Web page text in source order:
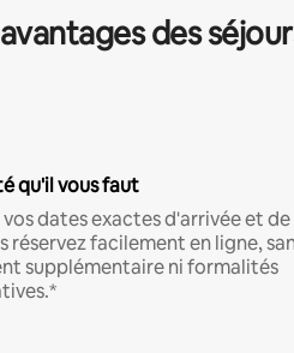
des
qu'il vous faut
vos dates exactes d'arrivée et de
réservez facilement en ligne,
supplémentaire ni formalités